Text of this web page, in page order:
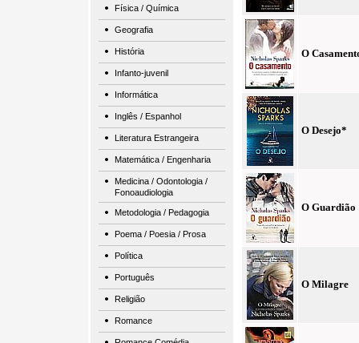
Física / Química
Geografia
História
Infanto-juvenil
Informática
Inglês / Espanhol
Literatura Estrangeira
Matemática / Engenharia
Medicina / Odontologia /
Fonoaudiologia
Metodologia / Pedagogia
Poema / Poesia / Prosa
Política
Português
Religião
Romance
O
O Desejo*
O Guardião
O Milagre